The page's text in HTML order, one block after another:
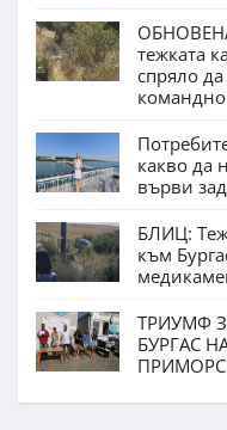
тежката
спряло
какво да
върви
БЛИЦ:
към
ТРИУМФ
БУРГАС